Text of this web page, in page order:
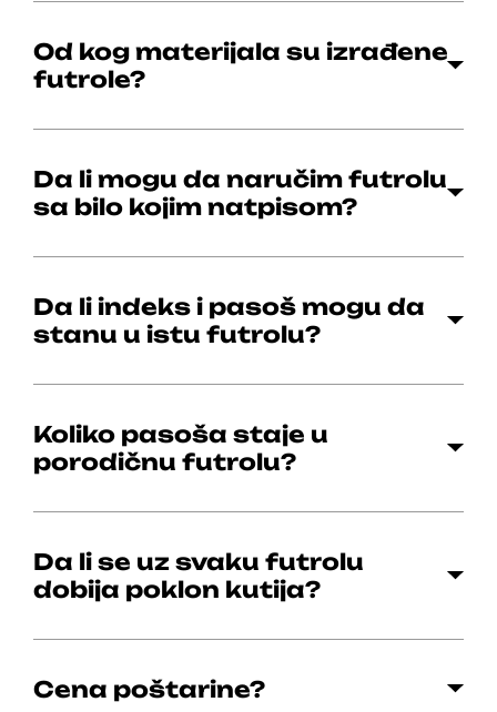
Od kog materijala su izrađene
futrole?
Da li mogu da naručim futrolu
sa bilo kojim natpisom?
Da li indeks i pasoš mogu da
stanu u istu futrolu?
Koliko pasoša staje u
porodičnu futrolu?
Da li se uz svaku futrolu
dobija poklon kutija?
Cena poštarine?